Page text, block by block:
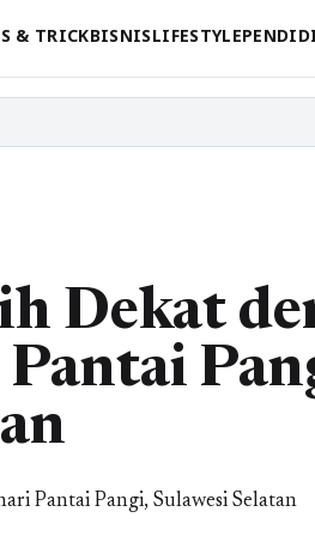
& TRICKBISNISLIFESTYLE
Dekat